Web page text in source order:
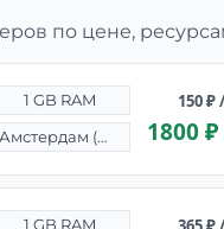
по цене,
1 GB RAM
Амстердам (Нидерланды)
150
1800
1 GB RAM